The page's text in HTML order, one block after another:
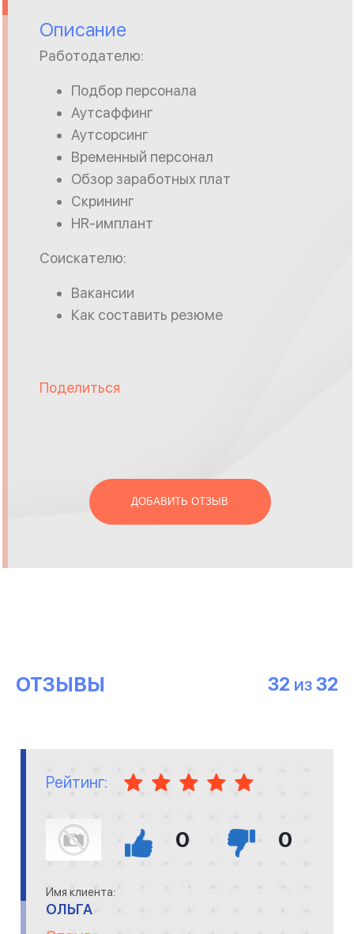
Описание
Работодателю:
Подбор персонала
Аутсаффинг
Аутсорсинг
Временный персонал
Обзор заработных плат
Скрининг
HR-имплант
Соискателю:
Вакансии
Как составить резюме
Поделиться
ДОБАВИТЬ ОТЗЫВ
ОТЗЫВЫ 32 ИЗ 32
Рейтинг:
0 0
Имя клиента:
ОЛЬГА